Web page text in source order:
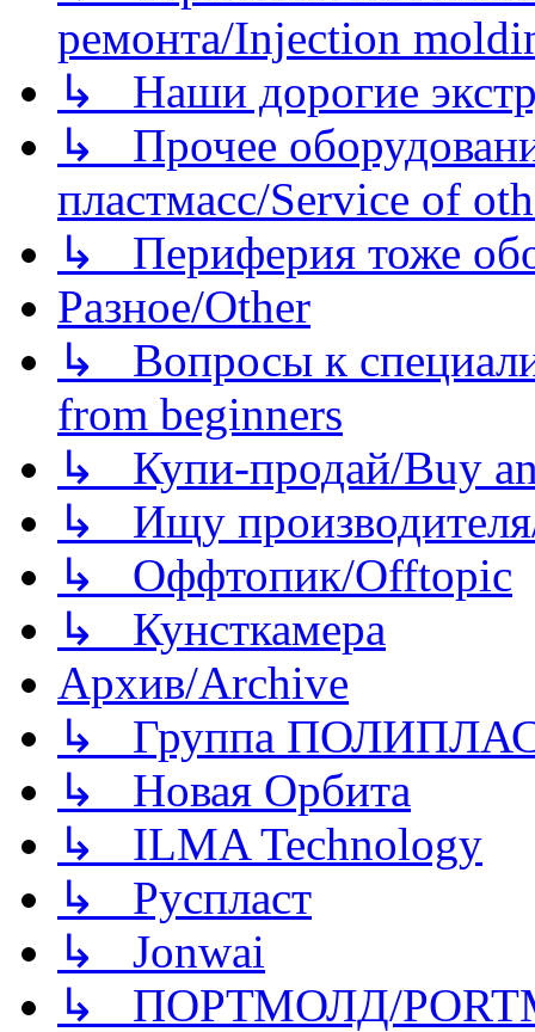
ремонта/Injection
↳ Наши дорогие
↳ Прочее
пластмасс/Service of
↳ Периферия тоже
Разное/Other
↳ Вопросы к
from beginners
↳ Купи-продай/Buy
↳ Ищу
↳ Оффтопик/Offtopic
↳ Кунсткамера
Архив/Archive
↳ Группа
↳ Новая Орбита
↳ ILMA Technology
↳ Руспласт
↳ Jonwai
↳ ПОРТМОЛД/